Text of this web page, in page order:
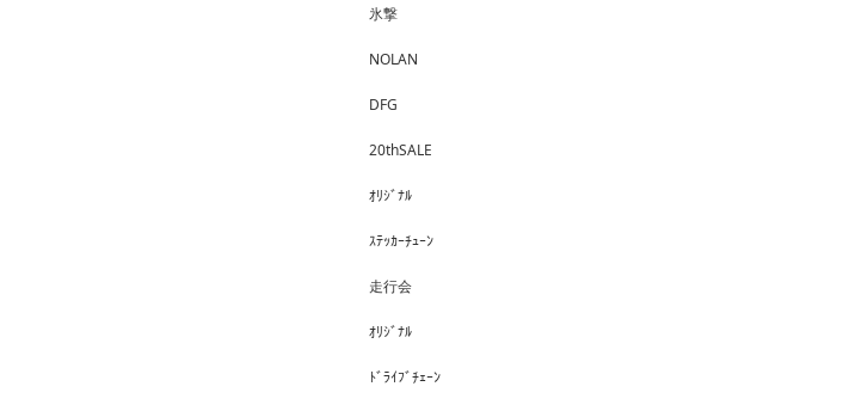
氷撃
NOLAN
DFG
20thSALE
ｵﾘｼﾞﾅﾙ
ｽﾃｯｶｰﾁｭｰﾝ
走行会
ｵﾘｼﾞﾅﾙ
ﾄﾞﾗｲﾌﾞﾁｪｰﾝ